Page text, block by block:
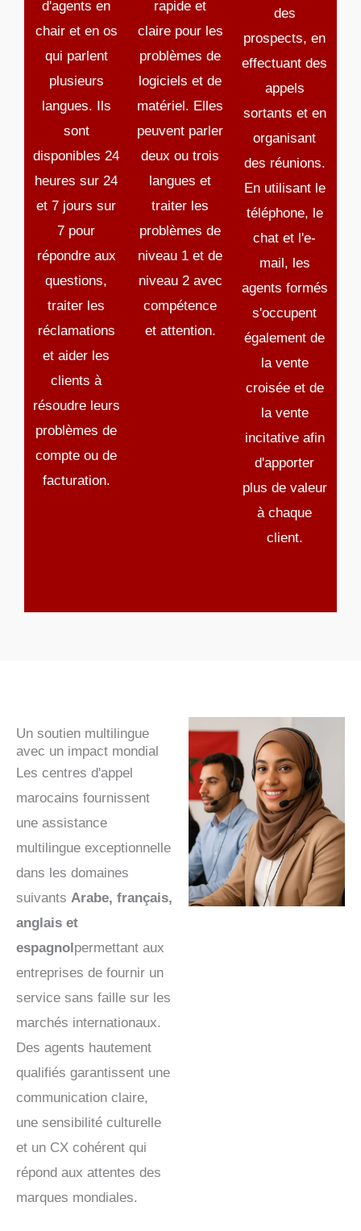
d'agents en
chair et en os
qui parlent
plusieurs
langues. Ils
sont
disponibles 24
heures sur 24
et 7 jours sur
7 pour
répondre aux
questions,
traiter les
réclamations
et aider les
clients à
résoudre leurs
problèmes de
compte ou de
facturation.
rapide et
claire pour les
problèmes de
logiciels et de
matériel. Elles
peuvent parler
deux ou trois
langues et
traiter les
problèmes de
niveau 1 et de
niveau 2 avec
compétence
et attention.
des
prospects, en
effectuant des
appels
sortants et en
organisant
des réunions.
En utilisant le
téléphone, le
chat et l'e-
mail, les
agents formés
s'occupent
également de
la vente
croisée et de
la vente
incitative afin
d'apporter
plus de valeur
à chaque
client.
Un soutien multilingue
avec un impact mondial
Les centres d'appel
marocains fournissent
une assistance
multilingue exceptionnelle
dans les domaines
suivants Arabe, français,
anglais et
espagnol permettant aux
entreprises de fournir un
service sans faille sur les
marchés internationaux.
Des agents hautement
qualifiés garantissent une
communication claire,
une sensibilité culturelle
et un CX cohérent qui
répond aux attentes des
marques mondiales.